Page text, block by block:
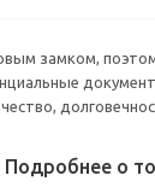
замком,
Подробнее о